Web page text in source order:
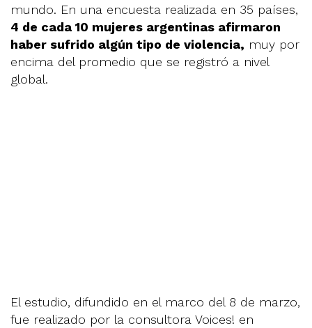
mundo. En una encuesta realizada en 35 países,
4 de cada 10 mujeres argentinas afirmaron
haber sufrido algún tipo de violencia, muy por
encima del promedio que se registró a nivel
global.
El estudio, difundido en el marco del 8 de marzo,
fue realizado por la consultora Voices! en